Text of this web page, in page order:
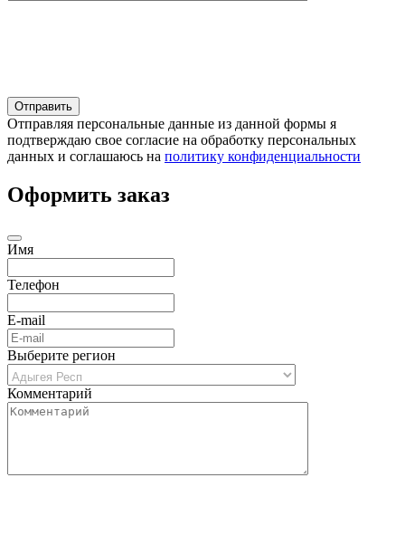
Отправляя персональные данные из данной формы я
подтверждаю свое согласие на обработку персональных
данных и соглашаюсь на политику конфиденциальности
Оформить заказ
Имя
Телефон
E-mail
Выберите регион
Комментарий